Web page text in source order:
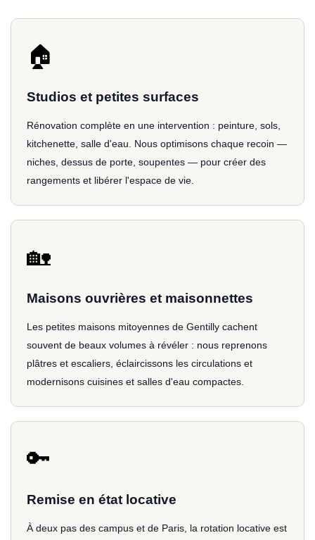
🏠
Studios et petites surfaces
Rénovation complète en une intervention : peinture, sols,
kitchenette, salle d'eau. Nous optimisons chaque recoin —
niches, dessus de porte, soupentes — pour créer des
rangements et libérer l'espace de vie.
🏡
Maisons ouvrières et maisonnettes
Les petites maisons mitoyennes de Gentilly cachent
souvent de beaux volumes à révéler : nous reprenons
plâtres et escaliers, éclaircissons les circulations et
modernisons cuisines et salles d'eau compactes.
🔑
Remise en état locative
À deux pas des campus et de Paris, la rotation locative est